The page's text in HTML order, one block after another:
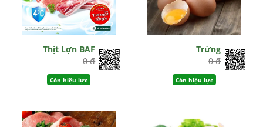
Thịt Lợn BAF
0 đ
Còn hiệu lực
Trứng
0 đ
Còn hiệu lực